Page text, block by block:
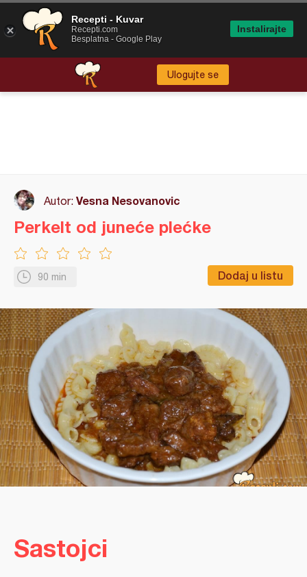
Ulogujte se
Autor: Vesna Nesovanovic
90 min Dodaj u listu
Perkelt od juneće plećke
Sastojci
Recepti - Kuvar
Recepti.com
Besplatna - Google Play
Instalirajte